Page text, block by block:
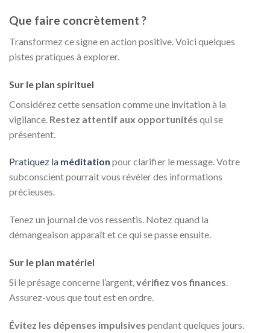
Que faire concrètement ?
Transformez ce signe en action positive. Voici quelques
pistes pratiques à explorer.
Sur le plan spirituel
Considérez cette sensation comme une invitation à la
vigilance. Restez attentif aux opportunités qui se
présentent.
Pratiquez la méditation pour clarifier le message. Votre
subconscient pourrait vous révéler des informations
précieuses.
Tenez un journal de vos ressentis. Notez quand la
démangeaison apparaît et ce qui se passe ensuite.
Sur le plan matériel
Si le présage concerne l’argent,vérifiez vos finances.
Assurez-vous que tout est en ordre.
Évitez les dépenses impulsives pendant quelques jours.